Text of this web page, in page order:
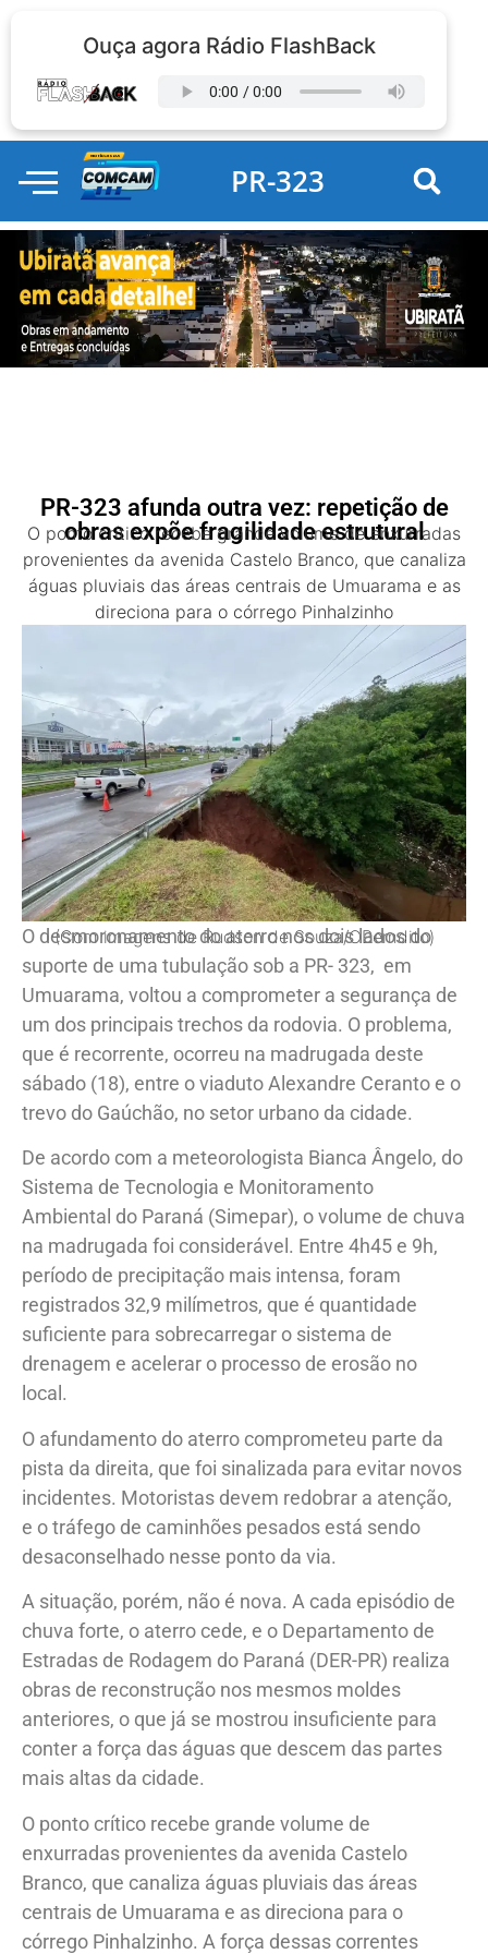
Ouça agora Rádio FlashBack
PR-323
PR-323 afunda outra vez: repetição de
obras expõe fragilidade estrutural
O ponto crítico recebe grande volume de enxurradas
provenientes da avenida Castelo Branco, que canaliza
águas pluviais das áreas centrais de Umuarama e as
direciona para o córrego Pinhalzinho
(Com imagens de Rudson de Souza/OBemdito)
O desmoronamento do aterro nos dois lados do
suporte de uma tubulação sob a PR- 323, em
Umuarama, voltou a comprometer a segurança de
um dos principais trechos da rodovia. O problema,
que é recorrente, ocorreu na madrugada deste
sábado (18), entre o viaduto Alexandre Ceranto e o
trevo do Gaúchão, no setor urbano da cidade.
De acordo com a meteorologista Bianca Ângelo, do
Sistema de Tecnologia e Monitoramento
Ambiental do Paraná (Simepar), o volume de chuva
na madrugada foi considerável. Entre 4h45 e 9h,
período de precipitação mais intensa, foram
registrados 32,9 milímetros, que é quantidade
suficiente para sobrecarregar o sistema de
drenagem e acelerar o processo de erosão no
local.
O afundamento do aterro comprometeu parte da
pista da direita, que foi sinalizada para evitar novos
incidentes. Motoristas devem redobrar a atenção,
e o tráfego de caminhões pesados está sendo
desaconselhado nesse ponto da via.
A situação, porém, não é nova. A cada episódio de
chuva forte, o aterro cede, e o Departamento de
Estradas de Rodagem do Paraná (DER-PR) realiza
obras de reconstrução nos mesmos moldes
anteriores, o que já se mostrou insuficiente para
conter a força das águas que descem das partes
mais altas da cidade.
O ponto crítico recebe grande volume de
enxurradas provenientes da avenida Castelo
Branco, que canaliza águas pluviais das áreas
centrais de Umuarama e as direciona para o
córrego Pinhalzinho. A força dessas correntes